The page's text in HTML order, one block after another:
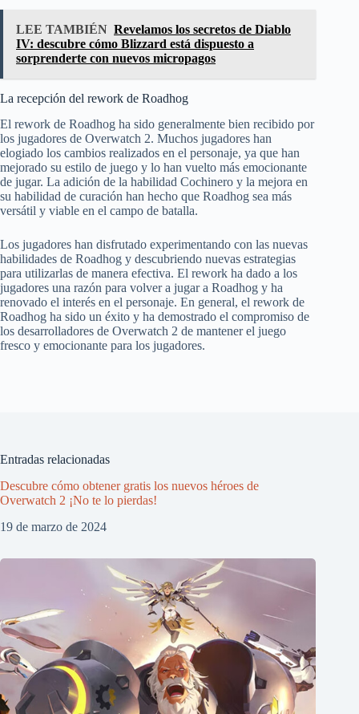
LEE TAMBIÉN Revelamos los secretos de Diablo
IV: descubre cómo Blizzard está dispuesto a
sorprenderte con nuevos micropagos
La recepción del rework de Roadhog
El rework de Roadhog ha sido generalmente bien recibido por
los jugadores de Overwatch 2. Muchos jugadores han
elogiado los cambios realizados en el personaje, ya que han
mejorado su estilo de juego y lo han vuelto más emocionante
de jugar. La adición de la habilidad Cochinero y la mejora en
su habilidad de curación han hecho que Roadhog sea más
versátil y viable en el campo de batalla.
Los jugadores han disfrutado experimentando con las nuevas
habilidades de Roadhog y descubriendo nuevas estrategias
para utilizarlas de manera efectiva. El rework ha dado a los
jugadores una razón para volver a jugar a Roadhog y ha
renovado el interés en el personaje. En general, el rework de
Roadhog ha sido un éxito y ha demostrado el compromiso de
los desarrolladores de Overwatch 2 de mantener el juego
fresco y emocionante para los jugadores.
Entradas relacionadas
Descubre cómo obtener gratis los nuevos héroes de
Overwatch 2 ¡No te lo pierdas!
19 de marzo de 2024